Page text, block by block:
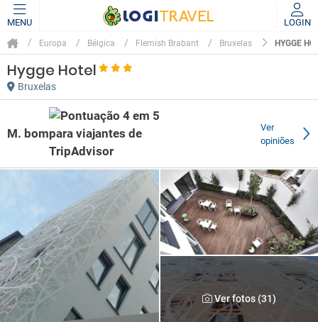
MENU LOGIN
Europa Bélgica Flemish Brabant Bruxelas HYGGE
Hygge Hotel
Bruxelas
M. bom
Ver
opiniões
Ver fotos (31)